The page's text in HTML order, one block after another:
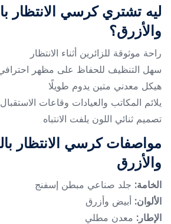
ليه تشتري كرسي الانتظار
والأزرق؟
راحة موثوقة للزائرين أثناء الانتظار
سهل التنظيف للحفاظ على مظهر
هيكل معدني متين يدوم طويلًا
يلائم المكاتب والعيادات وقاعات الاستقبال
تصميم ثنائي اللون يلفت الانتباه
مواصفات كرسي الانتظار
والأزرق
الخامة: جلد صناعي مبطن إسفنج
الألوان: أبيض وأزرق
الإطار: معدن مطلي